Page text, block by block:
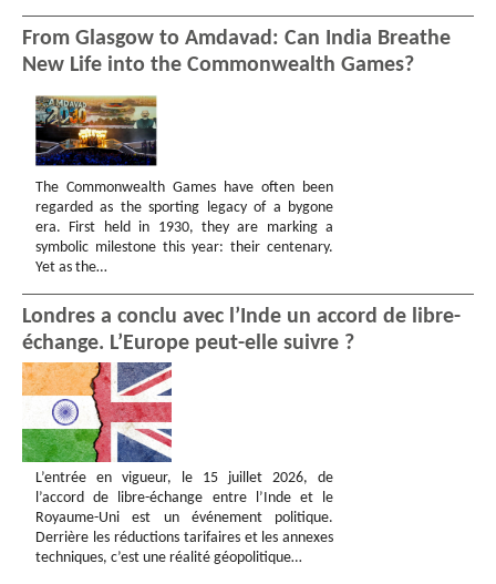
From Glasgow to Amdavad: Can India Breathe
New Life into the Commonwealth Games?
The Commonwealth Games have often been
regarded as the sporting legacy of a bygone
era. First held in 1930, they are marking a
symbolic milestone this year: their centenary.
Yet as the…
Londres a conclu avec l’Inde un accord de libre-
échange. L’Europe peut-elle suivre ?
L’entrée en vigueur, le 15 juillet 2026, de
l’accord de libre-échange entre l’Inde et le
Royaume-Uni est un événement politique.
Derrière les réductions tarifaires et les annexes
techniques, c’est une réalité géopolitique…